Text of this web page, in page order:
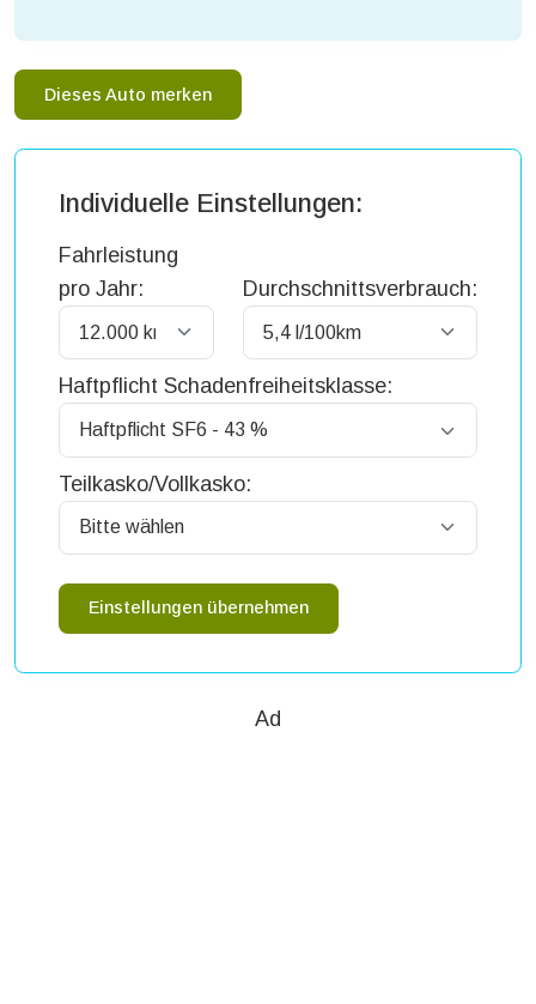
Dieses Auto merken
Individuelle Einstellungen:
Fahrleistung
pro Jahr:
Durchschnittsverbrauch:
Haftpflicht Schadenfreiheitsklasse:
Teilkasko/Vollkasko:
Einstellungen übernehmen
Ad